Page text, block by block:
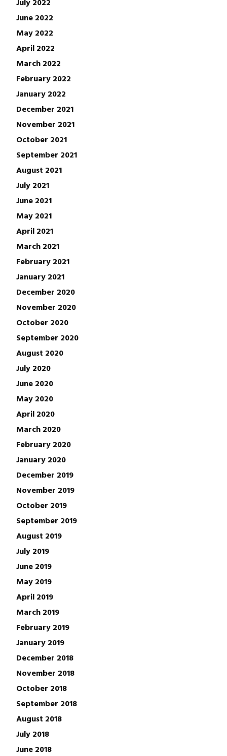
June 2022
May 2022
April 2022
March 2022
February 2022
January 2022
December 2021
November 2021
October 2021
September 2021
August 2021
July 2021
June 2021
May 2021
April 2021
March 2021
February 2021
January 2021
December 2020
November 2020
October 2020
September 2020
August 2020
July 2020
June 2020
May 2020
April 2020
March 2020
February 2020
January 2020
December 2019
November 2019
October 2019
September 2019
August 2019
July 2019
June 2019
May 2019
April 2019
March 2019
February 2019
January 2019
December 2018
November 2018
October 2018
September 2018
August 2018
July 2018
June 2018